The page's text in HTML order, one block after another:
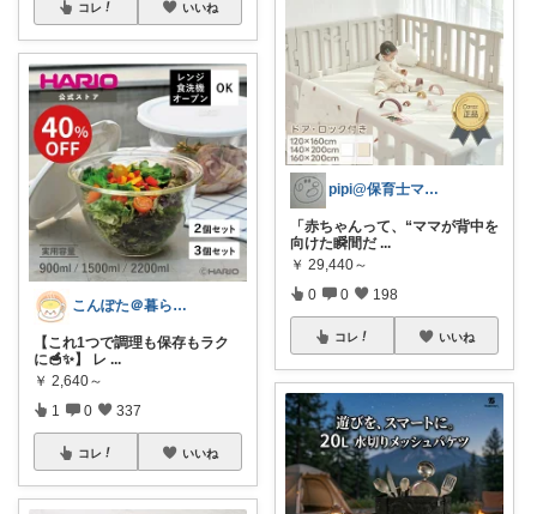
コレ いいね
こんぽた＠暮らしに役立つ
【これ1つで調理も保存もラク
に🥣✨】 レ ...
￥ 2,640～
1 0 337
コレ いいね
pipi@保育士ママの趣味部屋
「赤ちゃんって、“ママが背中を
向けた瞬間だ ...
￥ 29,440～
0 0 198
コレ いいね